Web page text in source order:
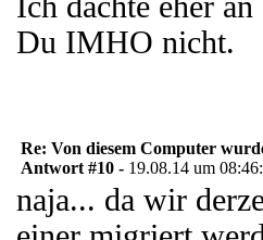
Du IMHO nicht.
Re: Von diesem Computer
Antwort #10 - 19.08.14 um
naja... da wir